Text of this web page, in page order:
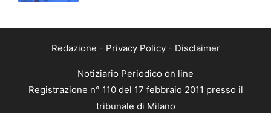
Redazione - Privacy Policy- Disclaimer
Notiziario Periodico on line
Registrazione n° 110 del 17 febbraio 2011 presso il
tribunale di Milano